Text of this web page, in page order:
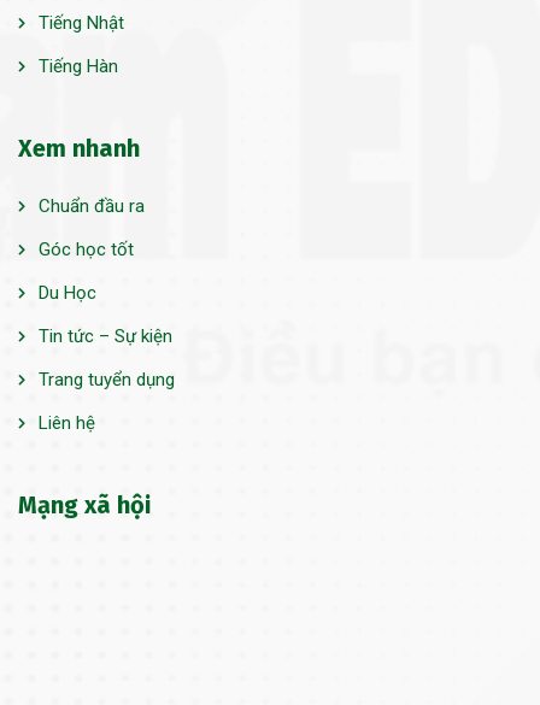
Tiếng Nhật
Tiếng Hàn
Xem nhanh
Chuẩn đầu ra
Góc học tốt
Du Học
Tin tức – Sự kiện
Trang tuyển dụng
Liên hệ
Mạng xã hội